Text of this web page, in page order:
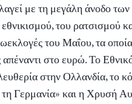
με τη μεγάλη άνοδο
του ρατσισμού
του Μαΐου, τα
απέναντι στο ευρώ. Το
στην Ολλανδία, το
Γερμανία» και η Χρυσή